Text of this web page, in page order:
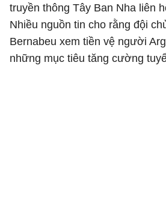
truyền thông Tây Ban Nha liên
Nhiều nguồn tin cho rằng đội
Bernabeu xem tiền vệ người
những mục tiêu tăng cường